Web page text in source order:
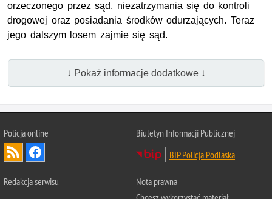
orzeczonego przez sąd, niezatrzymania się do kontroli
drogowej oraz posiadania środków odurzających. Teraz
jego dalszym losem zajmie się sąd.
↓ Pokaż informacje dodatkowe ↓
Policja online
Biuletyn Informacji Publicznej
BIP Policja Podlaska
Redakcja serwisu
Nota prawna